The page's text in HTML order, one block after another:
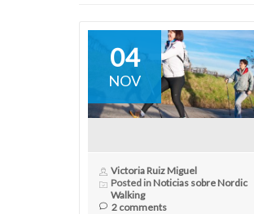
04
NOV
Victoria Ruiz Miguel
Posted in Noticias sobre Nordic
Walking
2 comments